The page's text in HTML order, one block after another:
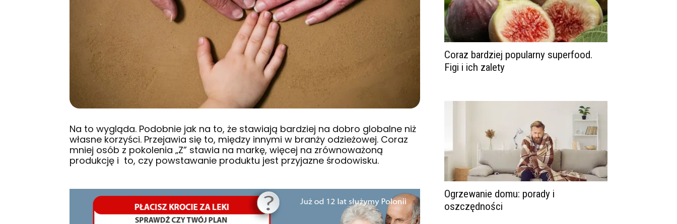
Na to wygląda. Podobnie jak na to, że stawiają bardziej na dobro globalne niż
własne korzyści. Przejawia się to, między innymi w branży odzieżowej. Coraz
mniej osób z pokolenia „Z” stawia na markę, więcej na zrównoważoną
produkcję i to, czy powstawanie produktu jest przyjazne środowisku.
Coraz bardziej popularny superfood.
Figi i ich zalety
Ogrzewanie domu: porady i
oszczędności